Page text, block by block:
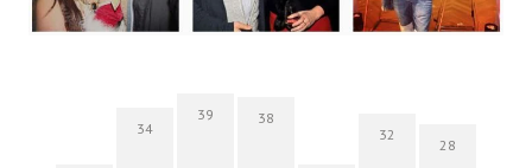
34
39 38
32
28